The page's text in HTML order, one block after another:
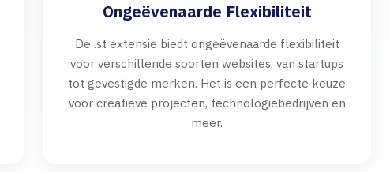
Ongeëvenaarde Flexibiliteit
De .st extensie biedt ongeëvenaarde flexibiliteit
voor verschillende soorten websites, van startups
tot gevestigde merken. Het is een perfecte keuze
voor creatieve projecten, technologiebedrijven en
meer.